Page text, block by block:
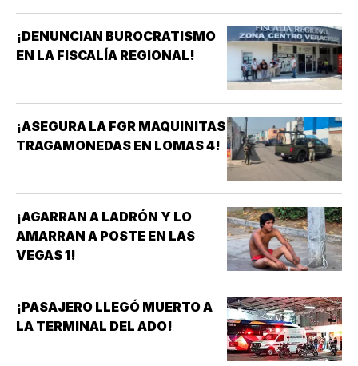
¡DENUNCIAN BUROCRATISMO
EN LA FISCALÍA REGIONAL!
¡ASEGURA LA FGR MAQUINITAS
TRAGAMONEDAS EN LOMAS 4!
¡AGARRAN A LADRÓN Y LO
AMARRAN A POSTE EN LAS
VEGAS 1!
¡PASAJERO LLEGÓ MUERTO A
LA TERMINAL DEL ADO!